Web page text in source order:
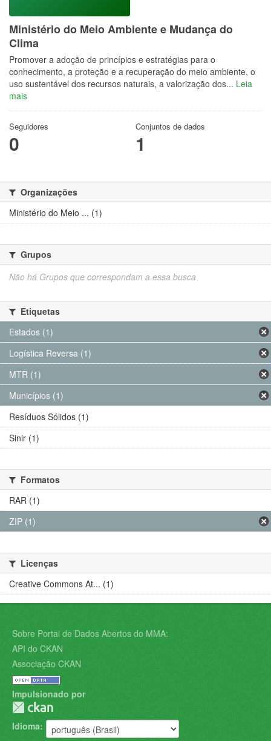
Ministério do Meio Ambiente e Mudança do
Clima
Promover a adoção de princípios e estratégias para o
conhecimento, a proteção e a recuperação do meio ambiente, o
uso sustentável dos recursos naturais, a valorização dos... Leia
mais
Seguidores
0
Conjuntos de dados
1
Organizações
Ministério do Meio ... (1)
Grupos
Não há Grupos que correspondam a essa busca
Etiquetas
Estados (1)
Logística Reversa (1)
MTR (1)
Municípios (1)
Resíduos Sólidos (1)
Sinir (1)
Formatos
RAR (1)
ZIP (1)
Licenças
Creative Commons At... (1)
Sobre Portal de Dados Abertos do MMA:
API do CKAN
Associação CKAN
Impulsionado por
Idioma